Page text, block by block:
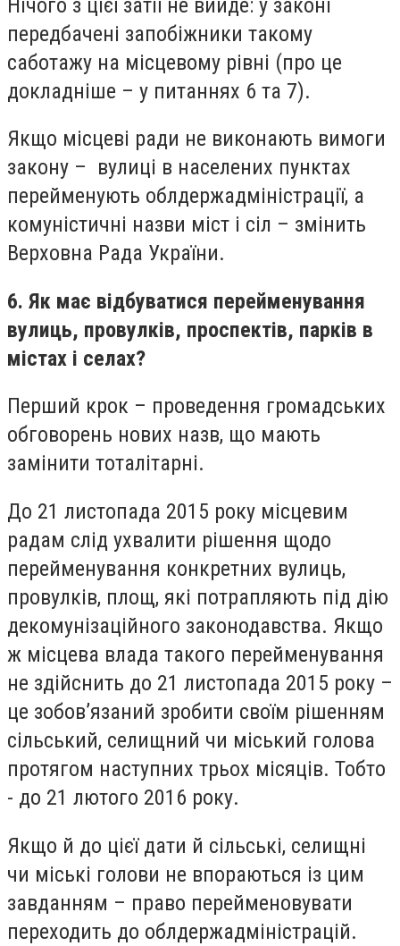
Нічого з цієї затії не вийде: у законі
передбачені запобіжники такому
саботажу на місцевому рівні (про це
докладніше – у питаннях 6 та 7).
Якщо місцеві ради не виконають вимоги
закону – вулиці в населених пунктах
перейменують облдержадміністрації, а
комуністичні назви міст і сіл – змінить
Верховна Рада України.
6. Як має відбуватися перейменування
вулиць, провулків, проспектів, парків в
містах і селах?
Перший крок – проведення громадських
обговорень нових назв, що мають
замінити тоталітарні.
До 21 листопада 2015 року місцевим
радам слід ухвалити рішення щодо
перейменування конкретних вулиць,
провулків, площ, які потрапляють під дію
декомунізаційного законодавства. Якщо
ж місцева влада такого перейменування
не здійснить до 21 листопада 2015 року –
це зобов’язаний зробити своїм рішенням
сільський, селищний чи міський голова
протягом наступних трьох місяців. Тобто
- до 21 лютого 2016 року.
Якщо й до цієї дати й сільські, селищні
чи міські голови не впораються із цим
завданням – право перейменовувати
переходить до облдержадміністрацій.